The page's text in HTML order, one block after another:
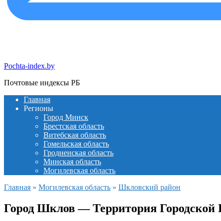
Pochta-index.by
Почтовые индексы РБ
Главная
Регионы
Город Минск
Брестская область
Витебская область
Гомельская область
Гродненская область
Минская область
Могилевская область
Главная » Могилевская область » Шкловский район
Город Шклов — Территория